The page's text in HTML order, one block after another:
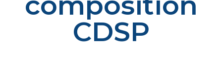
CDSP